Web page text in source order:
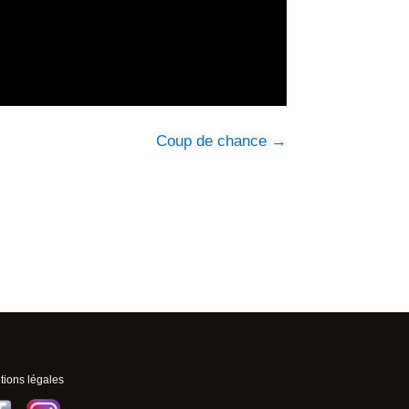
Coup de chance→
légales